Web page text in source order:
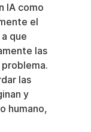
IA como
el
que
las
las
y
humano,